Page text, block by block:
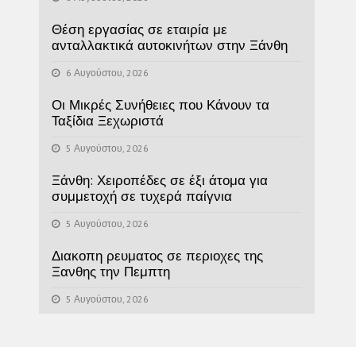
Θέση εργασίας σε εταιρία με
ανταλλακτικά αυτοκινήτων στην Ξάνθη
6 Αυγούστου, 2026
Οι Μικρές Συνήθειες που Κάνουν τα
Ταξίδια Ξεχωριστά
5 Αυγούστου, 2026
Ξάνθη: Χειροπέδες σε έξι άτομα για
συμμετοχή σε τυχερά παίγνια
5 Αυγούστου, 2026
Διακοπη ρευματος σε περιοχες της
Ξανθης την Πεμπτη
5 Αυγούστου, 2026